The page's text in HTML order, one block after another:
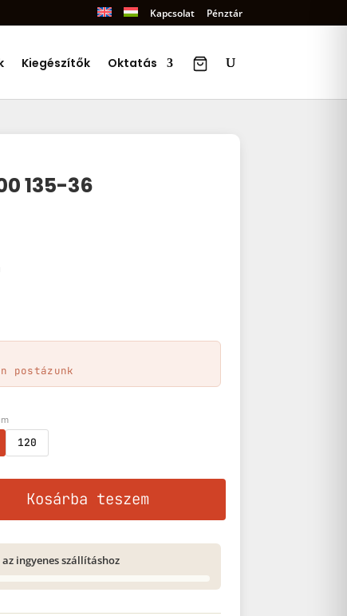
Kapcsolat Pénztár
Kiegészítők Oktatás
135-36
postázunk
120
Kosárba teszem
az ingyenes szállításhoz